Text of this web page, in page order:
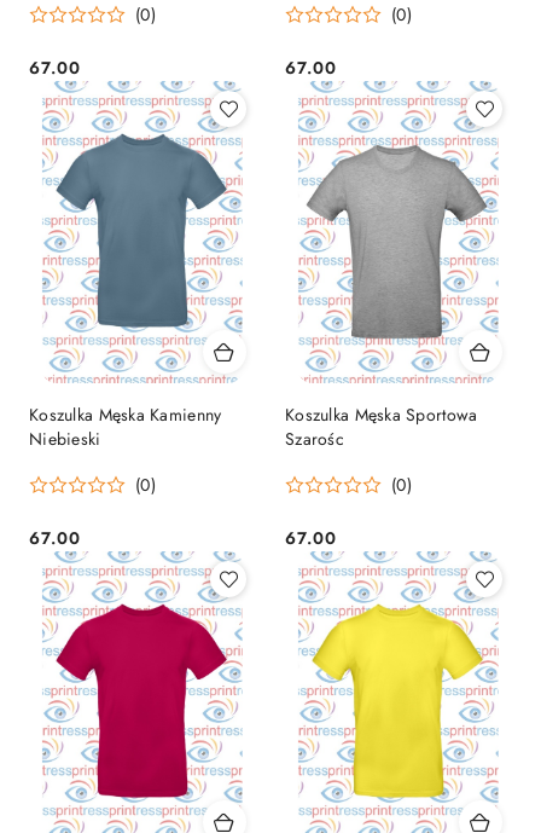
(0)
Cena:
67.00
(0)
Cena:
67.00
Koszulka Męska Kamienny
Niebieski
(0)
Cena:
67.00
Koszulka Męska Sportowa
Szarośc
(0)
Cena:
67.00